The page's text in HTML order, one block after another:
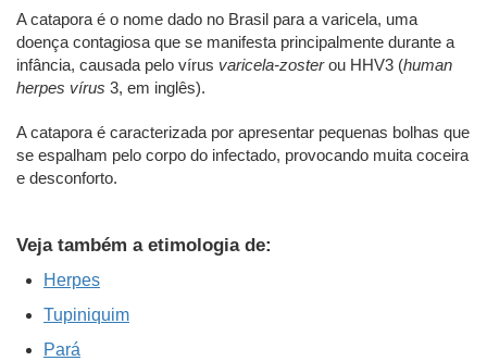
A catapora é o nome dado no Brasil para a varicela, uma
doença contagiosa que se manifesta principalmente durante a
infância, causada pelo vírus varicela-zosterou HHV3 (human
herpes vírus 3, em inglês).
A catapora é caracterizada por apresentar pequenas bolhas que
se espalham pelo corpo do infectado, provocando muita coceira
e desconforto.
Veja também a etimologia de:
Herpes
Tupiniquim
Pará